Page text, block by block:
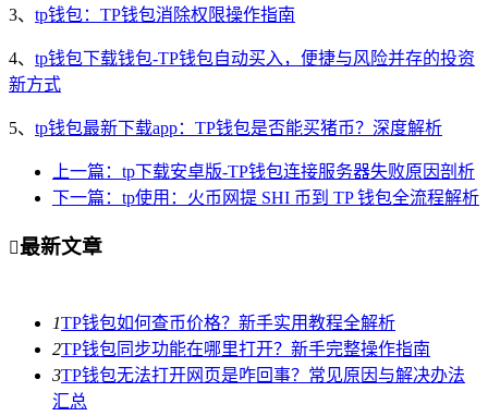
3、 tp钱包：TP钱包消除权限操作指南
4、 tp钱包下载钱包-TP钱包自动买入，便捷与风险并存的投资
新方式
5、 tp钱包最新下载app：TP钱包是否能买猪币？深度解析
上一篇：tp下载安卓版-TP钱包连接服务器失败原因剖析
下一篇：tp使用：火币网提 SHI 币到 TP 钱包全流程解析
最新文章
1TP钱包如何查币价格？新手实用教程全解析
2TP钱包同步功能在哪里打开？新手完整操作指南
3TP钱包无法打开网页是咋回事？常见原因与解决办法
汇总